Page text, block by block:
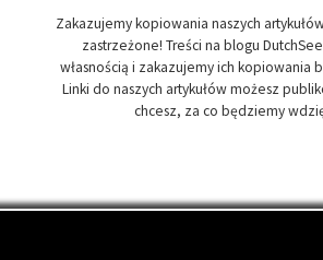
Zakazujemy kopiowania naszych
zastrzeżone! Treści na blogu
własnością i zakazujemy ich kopiowania
Linki do naszych artykułów możesz
chcesz, za co będziemy